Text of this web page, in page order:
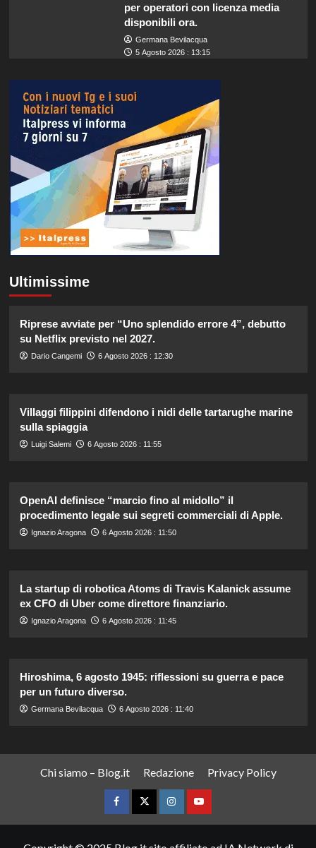
per operatori con licenza media
disponibili ora.
Germana Bevilacqua
5 Agosto 2026 : 13:15
Ultimissime
Riprese avviate per “Uno splendido errore 4”, debutto
su Netflix previsto nel 2027.
Dario Cangemi 6 Agosto 2026 : 12:30
Villaggi filippini difendono i nidi delle tartarughe marine
sulla spiaggia
Luigi Salemi 6 Agosto 2026 : 11:55
OpenAI definisce “marcio fino al midollo” il
procedimento legale sui segreti commerciali di Apple.
Ignazio Aragona 6 Agosto 2026 : 11:50
La startup di robotica Atoms di Travis Kalanick assume
ex CFO di Uber come direttore finanziario.
Ignazio Aragona 6 Agosto 2026 : 11:45
Hiroshima, 6 agosto 1945: riflessioni su guerra e pace
per un futuro diverso.
Germana Bevilacqua 6 Agosto 2026 : 11:40
Chi siamo – Blog.it Redazione Privacy Policy
FacebookTwitterInstagramYouTube